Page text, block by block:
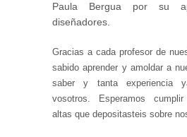
Paula Bergua por su
diseñadores.
Gracias a cada profesor de
sabido aprender y amoldar a
saber y tanta experiencia
vosotros. Esperamos
altas que depositasteis sobre